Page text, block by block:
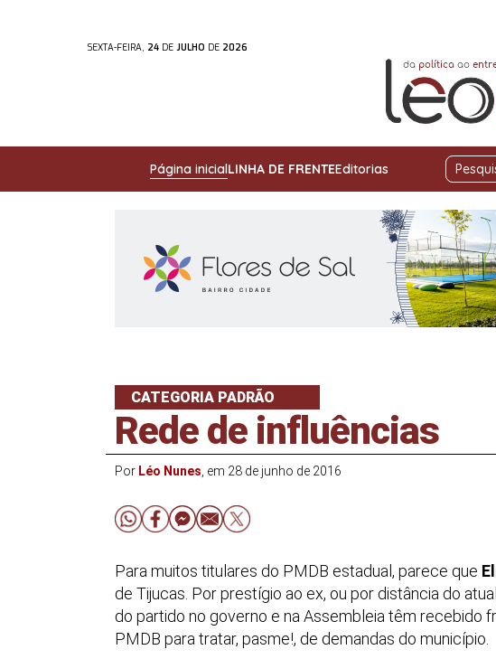
SEXTA-FEIRA, 24 DE JULHO DE 2026
Página inicialLINHA DE FRENTEEditorias
CATEGORIA PADRÃO
Rede de influências
Por Léo Nunes , em 28 de junho de 2016
Para muitos titulares do PMDB estadual, parece que
de Tijucas. Por prestígio ao ex, ou por distância do
do partido no governo e na Assembleia têm recebido
PMDB para tratar, pasme!, de demandas do município.